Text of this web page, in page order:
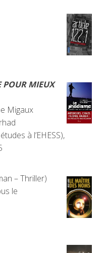
POUR MIEUX
Migaux
à l’EHESS),
– Thriller)
le